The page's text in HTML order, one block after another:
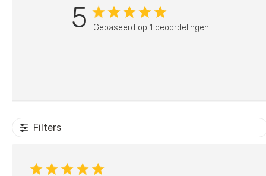
5 Gebaseerd op 1 beoordelingen
Filters